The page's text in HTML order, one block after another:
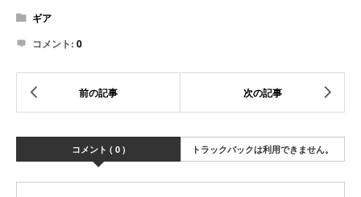
ギア
コメント: 0
コメント ( 0 ) トラックバックは利用できません。